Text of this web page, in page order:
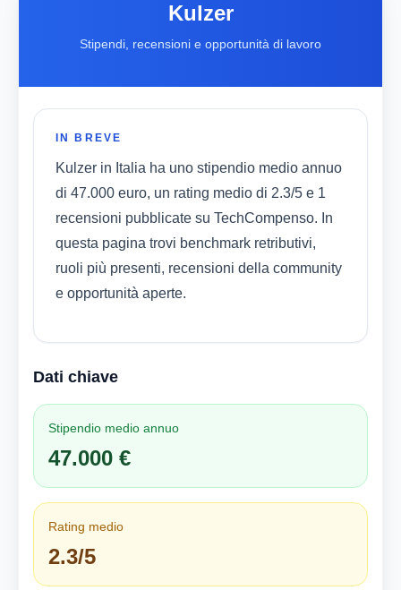
Kulzer
Stipendi, recensioni e opportunità di lavoro
IN BREVE
Kulzer in Italia ha uno stipendio medio annuo
di 47.000 euro, un rating medio di 2.3/5 e 1
recensioni pubblicate su TechCompenso. In
questa pagina trovi benchmark retributivi,
ruoli più presenti, recensioni della community
e opportunità aperte.
Dati chiave
Stipendio medio annuo
47.000 €
Rating medio
2.3/5